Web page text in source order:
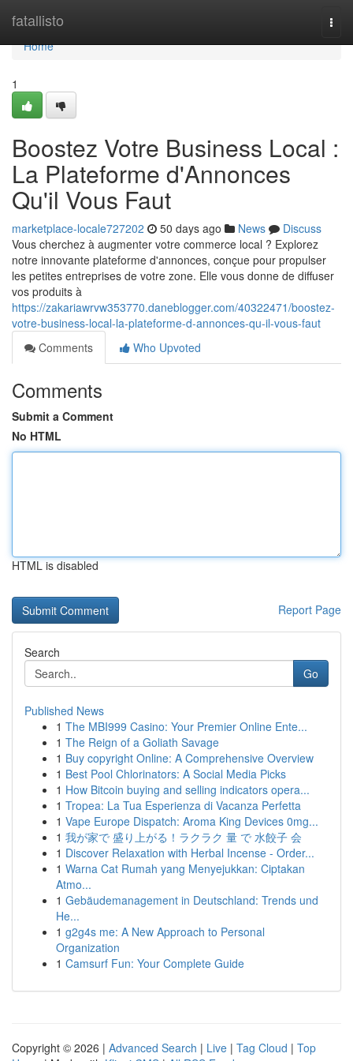
fatallisto
Home
Home
1
Boostez Votre Business Local :
La Plateforme d'Annonces
Qu'il Vous Faut
marketplace-locale727202 50 days ago News
Discuss
Vous cherchez à augmenter votre commerce local ? Explorez
notre innovante plateforme d'annonces, conçue pour propulser
les petites entreprises de votre zone. Elle vous donne de diffuser
vos produits à
https://zakariawrvw353770.daneblogger.com/40322471/boostez-
votre-business-local-la-plateforme-d-annonces-qu-il-vous-faut
Comments
Who Upvoted
Comments
Submit a Comment
No HTML
HTML is disabled
Report Page
Search
Go
Published News
1 The MBI999 Casino: Your Premier Online Ente...
1 The Reign of a Goliath Savage
1 Buy copyright Online: A Comprehensive Overview
1 Best Pool Chlorinators: A Social Media Picks
1 How Bitcoin buying and selling indicators opera...
1 Tropea: La Tua Esperienza di Vacanza Perfetta
1 Vape Europe Dispatch: Aroma King Devices 0mg...
1 我が家で 盛り上がる！ラクラク 量 で 水餃子 会
1 Discover Relaxation with Herbal Incense - Order...
1 Warna Cat Rumah yang Menyejukkan: Ciptakan
Atmo...
1 Gebäudemanagement in Deutschland: Trends und
He...
1 g2g4s me: A New Approach to Personal
Organization
1 Camsurf Fun: Your Complete Guide
Copyright © 2026 | Advanced Search | Live | Tag Cloud | Top